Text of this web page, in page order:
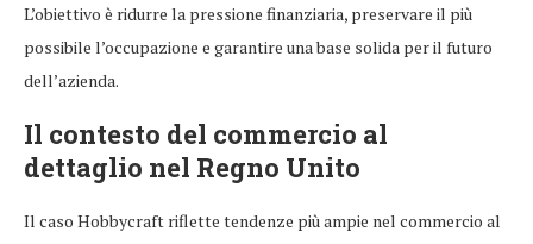
L’obiettivo è ridurre la pressione finanziaria, preservare il più
possibile l’occupazione e garantire una base solida per il futuro
dell’azienda.
Il contesto del commercio al
dettaglio nel Regno Unito
Il caso Hobbycraft riflette tendenze più ampie nel commercio al